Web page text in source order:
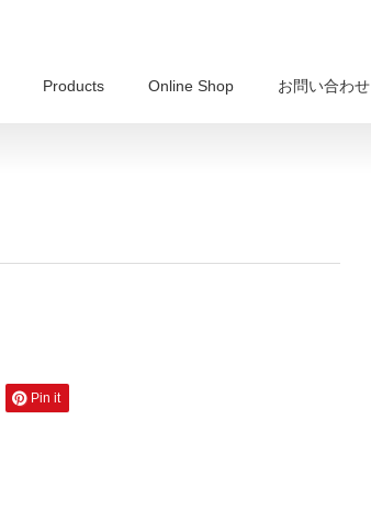
Products Online Shop お問い合わせ
Pin it